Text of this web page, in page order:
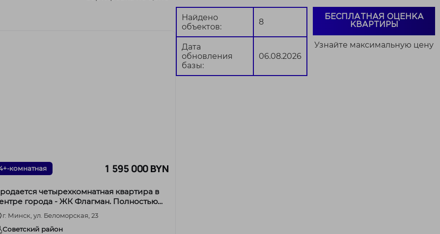
комнатная 1 595 000 BYN
четырехкомнатная квартира в
города - ЖК Флагман. Полностью
к проживанию!
г. Минск, ул. Беломорская, 23
Советский район
Найдено
объектов:
8
Дата
обновления
базы:
06.08.2026
БЕСПЛАТНАЯ ОЦЕНКА
КВАРТИРЫ
Узнайте максимальную цену